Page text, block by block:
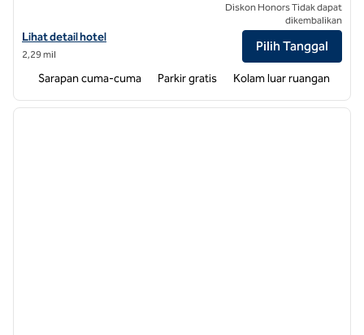
Lihat detail hotel untuk Hampton Inn Oxford/Conference Center
Lihat detail hotel
2,29 mil
Diskon Honors Tidak dapat
dikembalikan
Pilih Tanggal
Sarapan cuma-cuma Parkir gratis Kolam luar ruangan
1 dari 12